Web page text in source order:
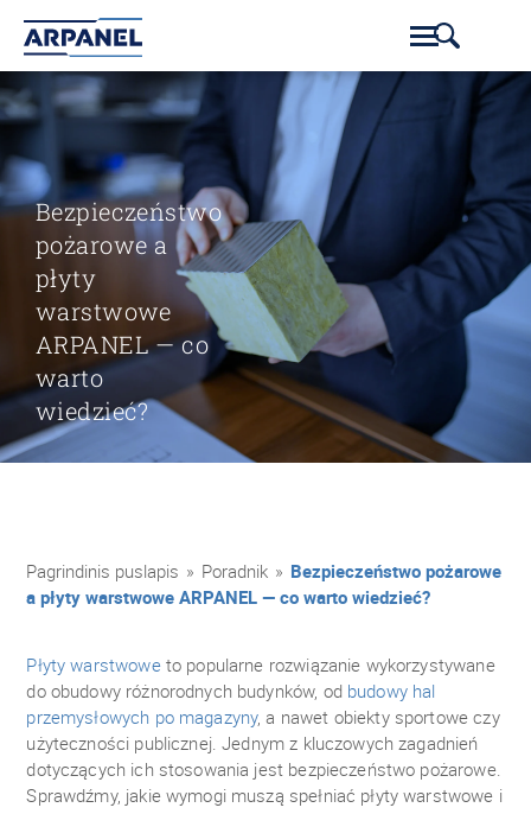
Bezpieczeństwo
pożarowe a
płyty
warstwowe
ARPANEL — co
warto
wiedzieć?
Pagrindinis puslapis » Poradnik » Bezpieczeństwo pożarowe
a płyty warstwowe ARPANEL — co warto wiedzieć?
Płyty warstwoweto popularne rozwiązanie wykorzystywane
do obudowy różnorodnych budynków, od budowy hal
przemysłowych po magazyny, a nawet obiekty sportowe czy
użyteczności publicznej. Jednym z kluczowych zagadnień
dotyczących ich stosowania jest bezpieczeństwo pożarowe.
Sprawdźmy, jakie wymogi muszą spełniać płyty warstwowe i